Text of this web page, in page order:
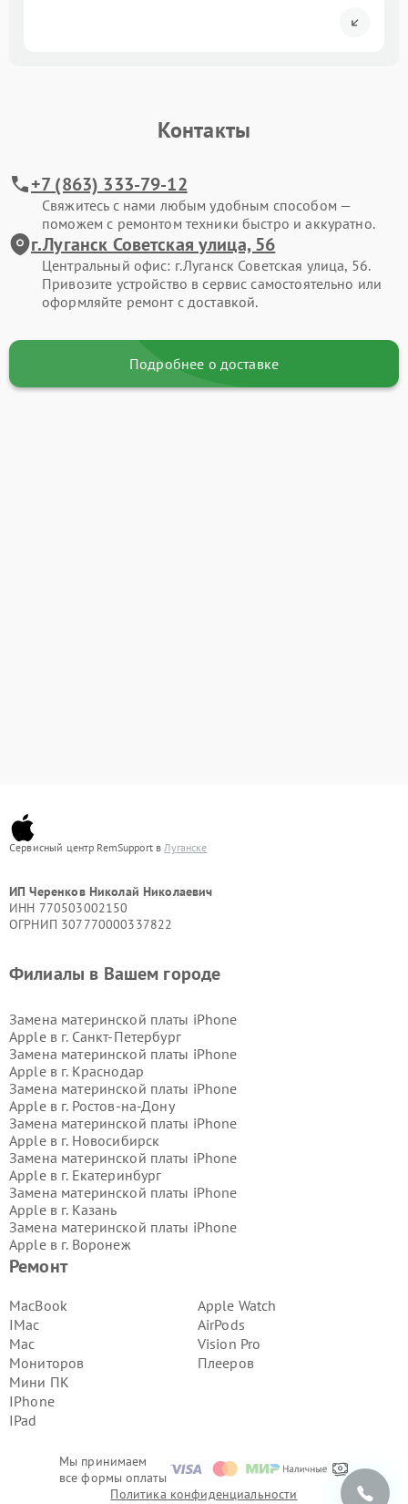
Контакты
+7 (863) 333-79-12
Свяжитесь с нами любым удобным способом —
поможем с ремонтом техники быстро и аккуратно.
г.Луганск Советская улица, 56
Центральный офис: г.Луганск Советская улица, 56.
Привозите устройство в сервис самостоятельно или
оформляйте ремонт с доставкой.
Подробнее о доставке
Сервисный центр RemSupport вЛуганске
ИП Черенков Николай Николаевич
ИНН 770503002150
ОГРНИП 307770000337822
Мы принимаем
все формы оплаты
Ремонт
MacBook
IMac
Mac
Мониторов
Мини ПК
IPhone
IPad
Apple Watch
AirPods
Vision Pro
Плееров
Филиалы в Вашем городе
Замена материнской платы iPhone
Apple в г. Санкт-Петербург
Замена материнской платы iPhone
Apple в г. Краснодар
Замена материнской платы iPhone
Apple в г. Ростов-на-Дону
Замена материнской платы iPhone
Apple в г. Новосибирск
Замена материнской платы iPhone
Apple в г. Екатеринбург
Замена материнской платы iPhone
Apple в г. Казань
Замена материнской платы iPhone
Apple в г. Воронеж
Замена материнской платы iPhone
Замена материнской платы iPhone
Apple в г.
Замена материнской платы iPhone
Apple в г.
Замена материнской платы iPhone
Apple в г.
Замена материнской платы iPhone
Apple в г.
Apple в г.
Замена материнской платы iPhone
Apple в г.ТюменьПолитика конфиденциальности